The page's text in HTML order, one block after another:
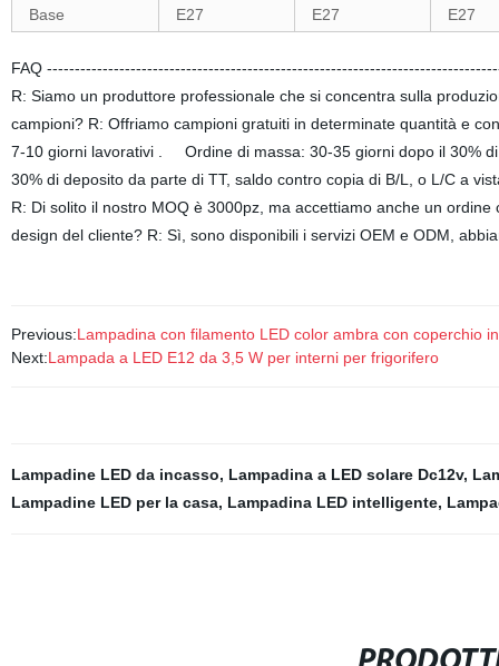
Base
E27 E27 E27
FAQ
R: Siamo un produttore professionale che si concentra sulla
campioni? R: Offriamo campioni gratuiti in determinate quantità e
7-10 giorni lavorativi . Ordine di massa: 30-35 giorni dopo il 30%
30% di deposito da parte di TT, saldo contro copia di B/L, o L/C a
R: Di solito il nostro MOQ è 3000pz, ma accettiamo anche un
design del cliente? R: Sì, sono disponibili i servizi OEM e ODM,
Previous:Lampadina con filamento LED color ambra con coperchio
Next:Lampada a LED E12 da 3,5 W per interni per frigorifero
Lampadine LED da incasso, Lampadina a LED solare Dc12v,
Lampadine LED per la casa, Lampadina LED intelligente,